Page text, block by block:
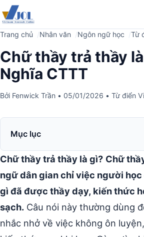
Trang chủ Nhân văn Ngôn ngữ học Từ
Chữ thầy trả thầy
Nghĩa CTTT
Bởi Fenwick Trần • 05/01/2026 • Từ điển
Mục lục
Chữ thầy trả thầy là gì? Chữ
ngữ dân gian chỉ việc người học
gì đã được thầy dạy, kiến thức
sạch. Câu nói này thường dùng
nhắc nhở về việc không ôn